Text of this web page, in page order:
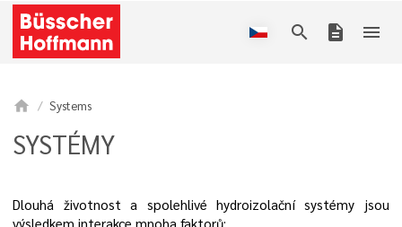
search description menu
home Systems
SYSTÉMY
Dlouhá životnost a spolehlivé hydroizolační systémy jsou
výsledkem interakce mnoha faktorů: